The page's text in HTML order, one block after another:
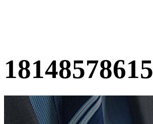
18148578615